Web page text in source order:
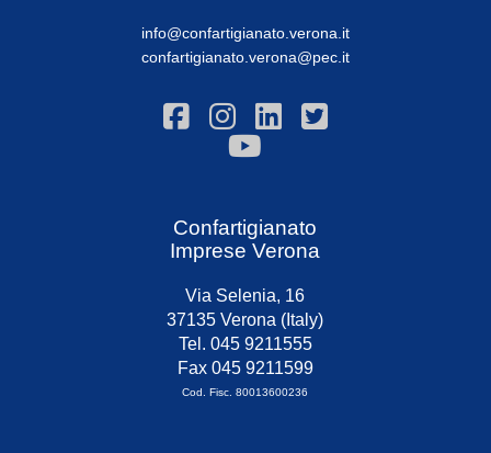
info@confartigianato.verona.it
confartigianato.verona@pec.it
Confartigianato
Imprese Verona
Via Selenia, 16
37135 Verona (Italy)
Tel. 045 9211555
Fax 045 9211599
Cod. Fisc. 80013600236